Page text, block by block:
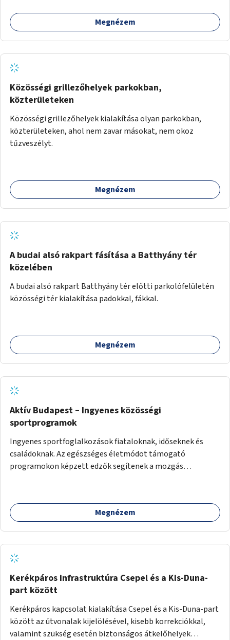
Megnézem
Közösségi grillezőhelyek parkokban,
közterületeken
Közösségi grillezőhelyek kialakítása olyan parkokban,
közterületeken, ahol nem zavar másokat, nem okoz
tűzveszélyt.
Megnézem
A budai alsó rakpart fásítása a Batthyány tér
közelében
A budai alsó rakpart Batthyány tér előtti parkolófelületén
közösségi tér kialakítása padokkal, fákkal.
Megnézem
Aktív Budapest – Ingyenes közösségi
sportprogramok
Ingyenes sportfoglalkozások fiataloknak, időseknek és
családoknak. Az egészséges életmódot támogató
programokon képzett edzők segítenek a mozgás
Megnézem
Kerékpáros infrastruktúra Csepel és a Kis-Duna-
part között
Kerékpáros kapcsolat kialakítása Csepel és a Kis-Duna-part
között az útvonalak kijelölésével, kisebb korrekciókkal,
valamint szükség esetén biztonságos átkelőhelyek